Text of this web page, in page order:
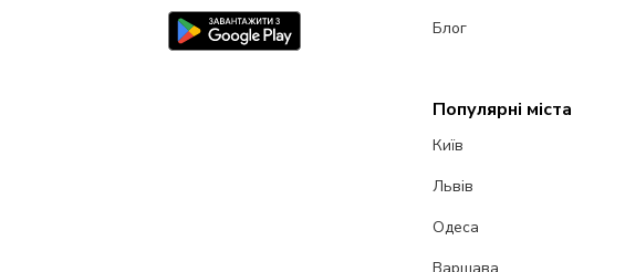
Блог
Популярні міста
Київ
Львів
Одеса